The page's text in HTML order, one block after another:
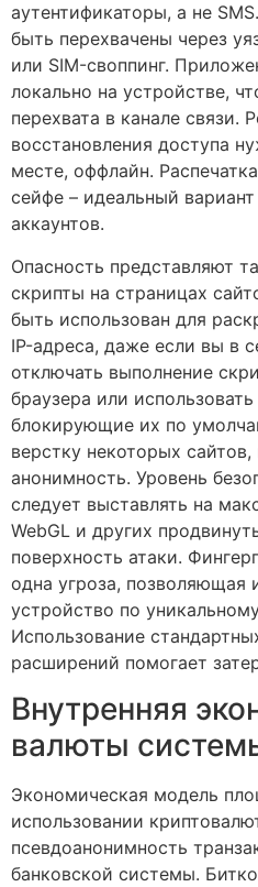
аутентификаторы, а не
быть перехвачены через
или SIM-своппинг.
локально на устройстве,
перехвата в канале связи.
восстановления доступа
месте, оффлайн.
сейфе – идеальный
аккаунтов.
Опасность представляют
скрипты на страницах
быть использован для
IP-адреса, даже если вы в
отключать выполнение
браузера или
блокирующие их по
верстку некоторых сайтов,
анонимность. Уровень
следует выставлять на
WebGL и других
поверхность атаки.
одна угроза, позволяющая
устройство по
Использование
расширений помогает
Внутренняя
валюты
Экономическая модель
использовании
псевдоанонимность
банковской системы.